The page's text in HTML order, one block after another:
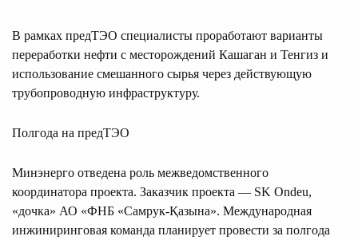
В рамках предТЭО специалисты проработают варианты
переработки нефти с месторождений Кашаган и Тенгиз и
использование смешанного сырья через действующую
трубопроводную инфраструктуру.
Полгода на предТЭО
Минэнерго отведена роль межведомственного
координатора проекта. Заказчик проекта — SK Ondeu,
«дочка» АО «ФНБ «Самрук-Қазына». Международная
инжиниринговая команда планирует провести за полгода